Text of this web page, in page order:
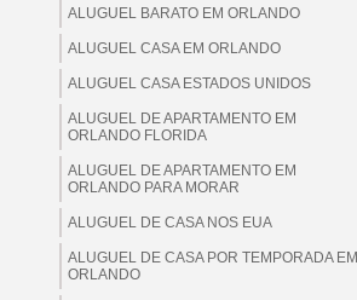
ALUGUEL BARATO EM ORLANDO
ALUGUEL CASA EM ORLANDO
ALUGUEL CASA ESTADOS UNIDOS
ALUGUEL DE APARTAMENTO EM
ORLANDO FLORIDA
ALUGUEL DE APARTAMENTO EM
ORLANDO PARA MORAR
ALUGUEL DE CASA NOS EUA
ALUGUEL DE CASA POR TEMPORADA EM
ORLANDO